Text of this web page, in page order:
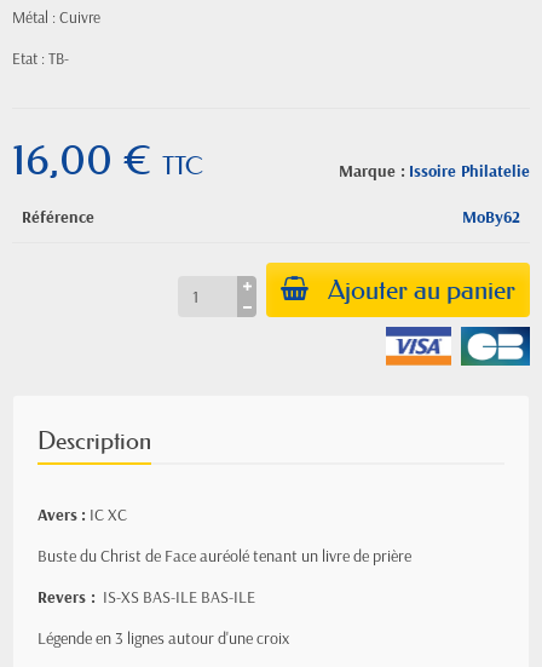
Métal : Cuivre
Etat : TB-
Marque : Issoire Philatelie
16,00 € TTC
Référence MoBy62
Ajouter au panier
Description
Avers : IC XC
Buste du Christ de Face auréolé tenant un livre de prière
Revers : IS-XS BAS-ILE BAS-ILE
Légende en 3 lignes autour d'une croix